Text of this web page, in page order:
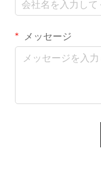
メッセージ